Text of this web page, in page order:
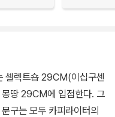
셀렉트숍 29CM(이십구센
몽땅 29CM에 입점한다. 그
구는 모두 카피라이터의